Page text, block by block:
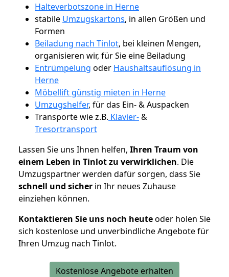
Halteverbotszone in Herne
stabile Umzugskartons, in allen Größen und
Formen
Beiladung nach Tinlot, bei kleinen Mengen,
organisieren wir, für Sie eine Beiladung
Entrümpelung oder Haushaltsauflösung in
Herne
Möbellift günstig mieten in Herne
Umzugshelfer, für das Ein- & Auspacken
Transporte wie z.B. Klavier-&
Tresortransport
Lassen Sie uns Ihnen helfen, Ihren Traum von
einem Leben in Tinlot zu verwirklichen. Die
Umzugspartner werden dafür sorgen, dass Sie
schnell und sicher in Ihr neues Zuhause
einziehen können.
Kontaktieren Sie uns noch heuteoder holen Sie
sich kostenlose und unverbindliche Angebote für
Ihren Umzug nach Tinlot.
Kostenlose Angebote erhalten